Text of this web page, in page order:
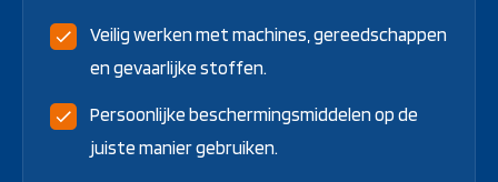
Veilig werken met machines, gereedschappen
en gevaarlijke stoffen.
Persoonlijke beschermingsmiddelen op de
juiste manier gebruiken.